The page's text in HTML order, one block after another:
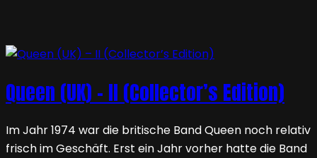
Queen (UK) – II (Collector’s Edition)
Im Jahr 1974 war die britische Band Queen noch relativ
frisch im Geschäft. Erst ein Jahr vorher hatte die Band